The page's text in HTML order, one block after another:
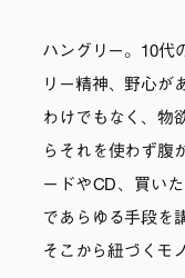
ハングリー。10代
リー精神、野心が
わけでもなく、物
らそれを使わず腹
ードやCD、買い
であらゆる手段を
そこから紐づくモ